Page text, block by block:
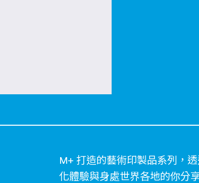
M+ 打造的藝術印製品系列，
化體驗與身處世界各地的你分